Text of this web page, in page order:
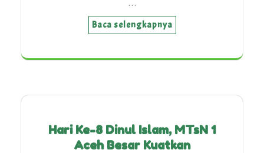
…
Baca selengkapnya
Hari Ke-8 Dinul Islam, MTsN 1
Aceh Besar Kuatkan